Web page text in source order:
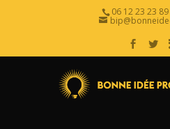
06 12 23 23